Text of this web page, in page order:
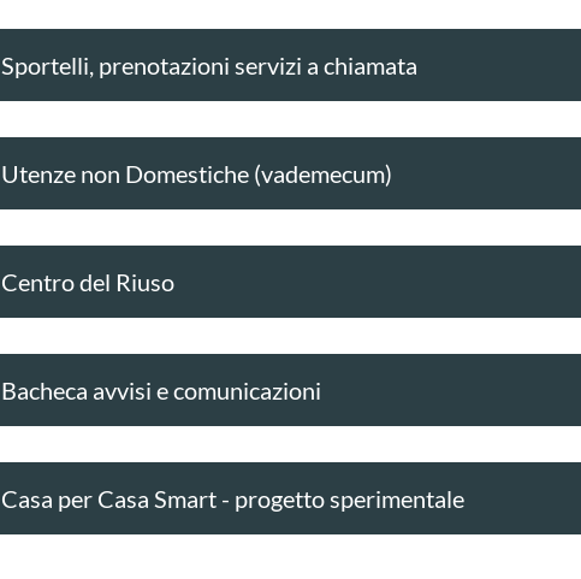
Sportelli, prenotazioni servizi a chiamata
Utenze non Domestiche (vademecum)
Centro del Riuso
Bacheca avvisi e comunicazioni
Casa per Casa Smart - progetto sperimentale